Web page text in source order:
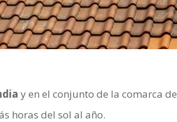
y en el conjunto de la comarca de
horas del sol al año.